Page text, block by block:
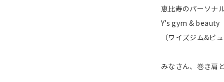
恵比寿のパーソナ
Y’s gym & beauty
（ワイズジム&ビ
みなさん、巻き肩